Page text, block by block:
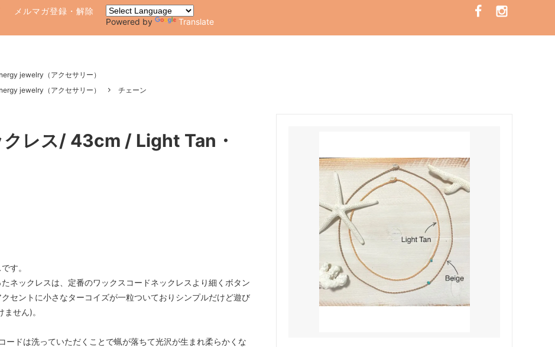
メルマガ登録・解除
Powered by
Translate
jewelry（アクセサリー）
jewelry（アクセサリー） チェーン
レス/ 43cm / Light Tan・
す。
ネックレスは、定番のワックスコードネックレスより細くボタン
セントに小さなターコイズが一粒ついておりシンプルだけど遊び
せん)。
ドは洗っていただくことで蝋が落ちて光沢が生まれ柔らかくな